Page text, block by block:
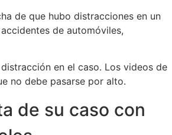
de que hubo distracciones en un
de automóviles,
en el caso. Los videos de
no debe pasarse por alto.
de su caso con